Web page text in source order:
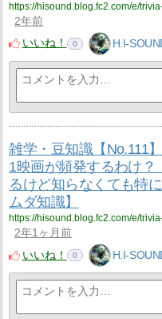
https://hisound.blog.fc2.com/e/
2年前
いいね！
0 H.I-
雑学・豆知識【No.111
1映画が頻発するわけ？
るけど知らなくても特
ムダ知識】
https://hisound.blog.fc2.com/e/
2年1ヶ月前
いいね！
0 H.I-